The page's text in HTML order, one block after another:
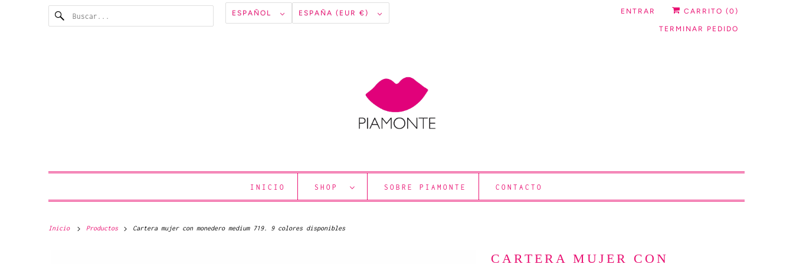
ESPAÑOL ESPAÑA (EUR €) ENTRAR CARRITO ( 0 )
TERMINAR PEDIDO
INICIO SHOP SOBRE PIAMONTE CONTACTO
Inicio Productos Cartera mujer con monedero medium 719. 9 colores disponibles
CARTERA MUJER CON